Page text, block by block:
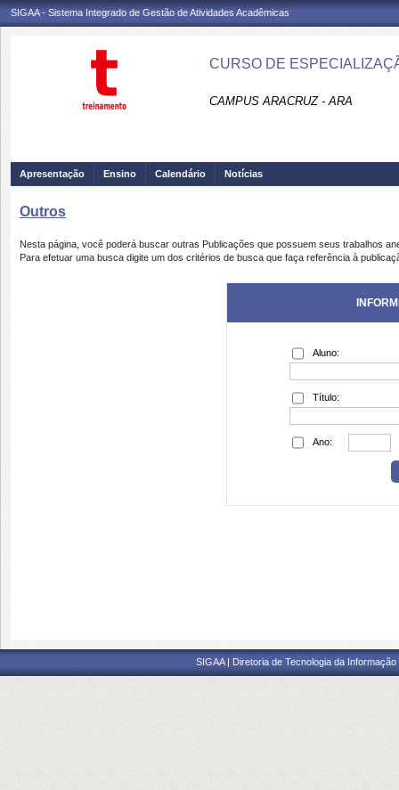
SIGAA - Sistema Integrado de Gestão de Atividades Acadêmicas
CURSO DE
CAMPUS ARACRUZ - ARA
Apresentação Ensino Calendário Notícias
Outros
Nesta página, você poderá buscar outras Publicações que possuem seus trabalhos
Para efetuar uma busca digite um dos critérios de busca que faça referência à
Aluno:
Título:
Ano:
SIGAA | Diretoria de Tecnologia da